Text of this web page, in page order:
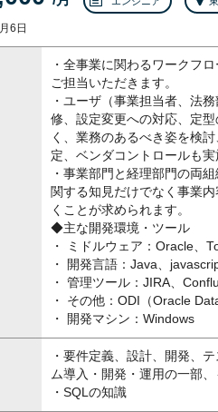
6日
・全事業に関わるワークフ
ご担当いただきます。
・ユーザ（事業担当者、法
修、設定変更への対応、定
く、業務のあるべき姿を検
定、ベンダコントロールも実
・事業部門と経理部門の両
関する知見だけでなく事業
くことが求められます。
◆主な開発環境・ツール
・ ミドルウェア：Oracle、
・ 開発言語：Java、
・ 管理ツール：JIRA、
・ その他：ODI（Oracle
・ 開発マシン：Windows
・要件定義、設計、開発、
ム導入・開発・運用の一部
・SQLの知識